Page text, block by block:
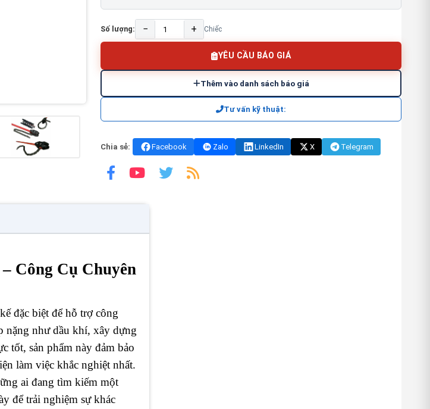
Số lượng: − + Chiếc
YÊU CẦU BÁO GIÁ
Thêm vào danh sách báo giá
Tư vấn kỹ thuật:
Chia sẻ: Facebook Zalo LinkedIn X Telegram
Công Cụ Chuyên
đặc biệt để hỗ trợ công
nặng như dầu khí, xây dựng
tốt, sản phẩm này đảm bảo
làm việc khắc nghiệt nhất.
ai đang tìm kiếm một
để trải nghiệm sự khác